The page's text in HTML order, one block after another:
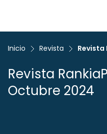
Inicio Revista Revista
Revista
Octubre 2024